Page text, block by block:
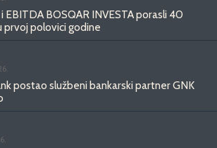
EBITDA BOSQAR INVESTA porasli 40
prvoj polovici godine
postao službeni bankarski partner GNK